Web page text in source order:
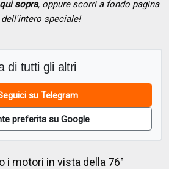
sopra, oppure scorri a fondo pagina
speciale!
di tutti gli altri
su Telegram
preferita su Google
i motori in vista della 76°